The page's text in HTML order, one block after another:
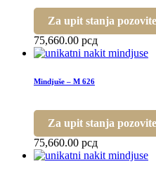
Za upit stanja
75,660.00 рсд
Mindjuše – M 626
Za upit stanja
75,660.00 рсд